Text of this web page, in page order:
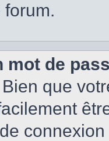
mot de
que